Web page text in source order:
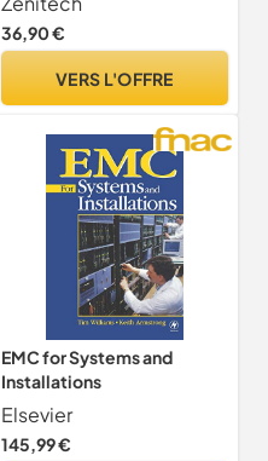
36,90 €
VERS L'OFFRE
EMC for Systems and
Installations
Elsevier
145,99 €